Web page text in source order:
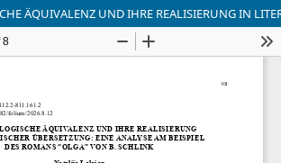
ÄQUIVALENZ UND IHRE REALISIERUNG IN